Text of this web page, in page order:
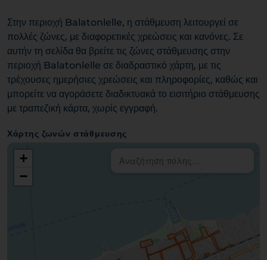
Στην περιοχή Balatonlelle, η στάθμευση λειτουργεί σε
πολλές ζώνες, με διαφορετικές χρεώσεις και κανόνες. Σε
αυτήν τη σελίδα θα βρείτε τις ζώνες στάθμευσης στην
περιοχή Balatonlelle σε διαδραστικό χάρτη, με τις
τρέχουσες ημερήσιες χρεώσεις και πληροφορίες, καθώς και
μπορείτε να αγοράσετε διαδικτυακά το εισιτήριο στάθμευσης
με τραπεζική κάρτα, χωρίς εγγραφή.
Χάρτης ζωνών στάθμευσης
+
−